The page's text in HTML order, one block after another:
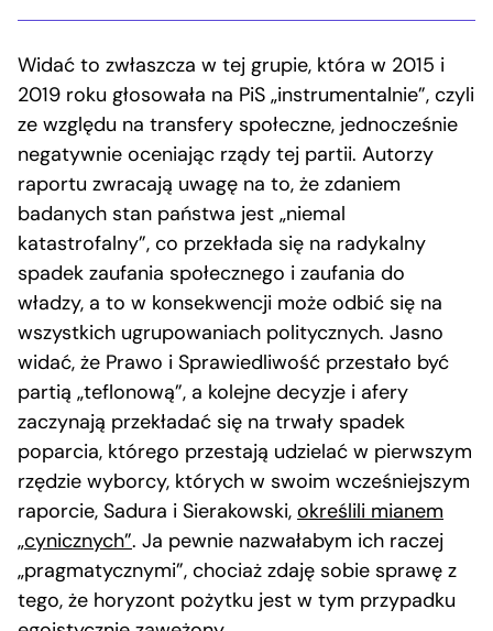
Widać to zwłaszcza w tej grupie, która w 2015 i
2019 roku głosowała na PiS „instrumentalnie”, czyli
ze względu na transfery społeczne, jednocześnie
negatywnie oceniając rządy tej partii. Autorzy
raportu zwracają uwagę na to, że zdaniem
badanych stan państwa jest „niemal
katastrofalny”, co przekłada się na radykalny
spadek zaufania społecznego i zaufania do
władzy, a to w konsekwencji może odbić się na
wszystkich ugrupowaniach politycznych. Jasno
widać, że Prawo i Sprawiedliwość przestało być
partią „teflonową”, a kolejne decyzje i afery
zaczynają przekładać się na trwały spadek
poparcia, którego przestają udzielać w pierwszym
rzędzie wyborcy, których w swoim wcześniejszym
raporcie, Sadura i Sierakowski, określili mianem
„cynicznych”. Ja pewnie nazwałabym ich raczej
„pragmatycznymi”, chociaż zdaję sobie sprawę z
tego, że horyzont pożytku jest w tym przypadku